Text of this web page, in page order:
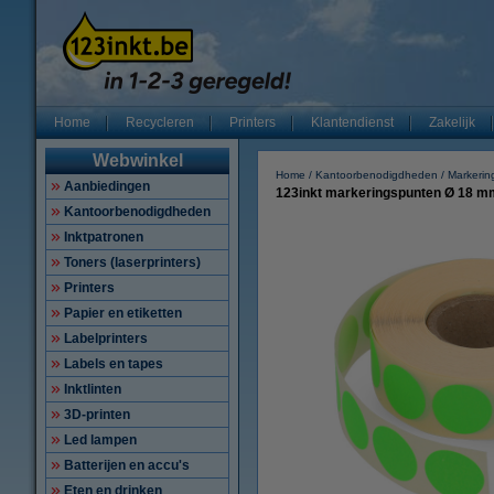
Home Recycleren Printers Klantendienst Zakelijk
Webwinkel
Aanbiedingen
Kantoorbenodigdheden
Inktpatronen
Toners (laserprinters)
Printers
Papier en etiketten
Labelprinters
Labels en tapes
Inktlinten
3D-printen
Led lampen
Batterijen en accu's
Eten en drinken
Home Kantoorbenodigdheden
123inkt markeringspunten Ø 18